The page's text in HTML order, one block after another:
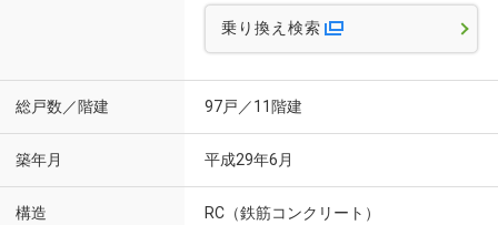
乗り換え検索
総戸数／階建 97戸／11階建
築年月 平成29年6月
構造 RC（鉄筋コンクリート）